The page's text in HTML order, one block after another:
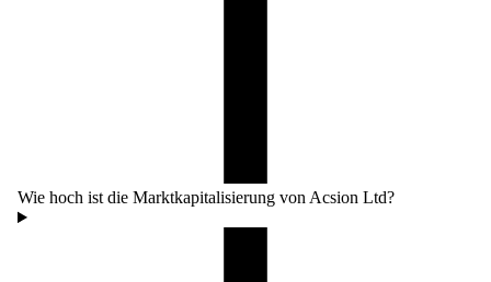
Wie hoch ist die Marktkapitalisierung von Acsion Ltd?